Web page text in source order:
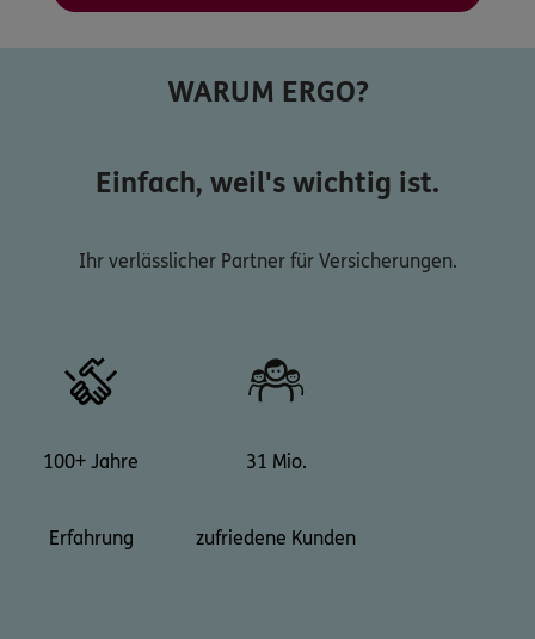
WARUM ERGO?
Einfach, weil's wichtig ist.
Ihr verlässlicher Partner für Versicherungen.
100+ Jahre
Erfahrung
31 Mio.
zufriedene Kunden